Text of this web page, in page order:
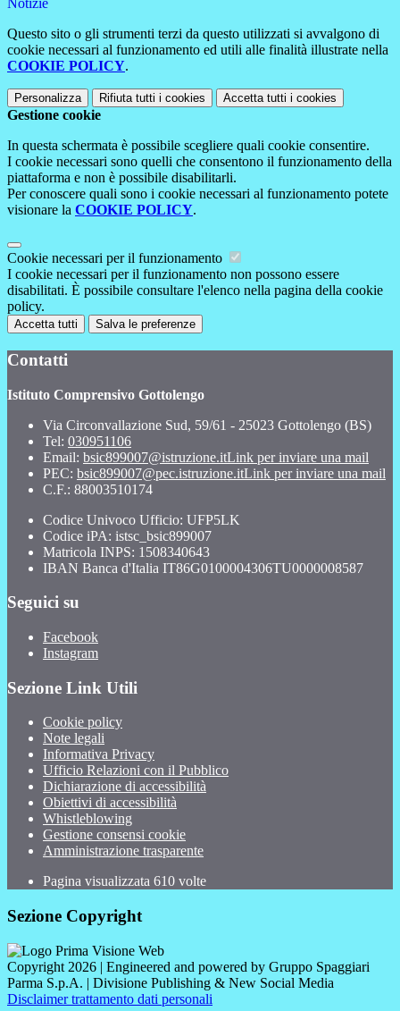
Notizie
Questo sito o gli strumenti terzi da questo utilizzati si avvalgono di
cookie necessari al funzionamento ed utili alle finalità illustrate nella
COOKIE POLICY.
Personalizza Rifiuta tutti i cookies Accetta tutti i cookies
Gestione cookie
In questa schermata è possibile scegliere quali cookie consentire.
I cookie necessari sono quelli che consentono il funzionamento della
piattaforma e non è possibile disabilitarli.
Per conoscere quali sono i cookie necessari al funzionamento potete
visionare la COOKIE POLICY.
Cookie necessari per il funzionamento
I cookie necessari per il funzionamento non possono essere
disabilitati. È possibile consultare l'elenco nella pagina della cookie
policy.
Accetta tutti Salva le preferenze
Contatti
Istituto Comprensivo Gottolengo
Via Circonvallazione Sud, 59/61 - 25023 Gottolengo (BS)
Tel: 030951106
Email: bsic899007@istruzione.itLink per inviare una mail
PEC: bsic899007@pec.istruzione.itLink per inviare una mail
C.F.: 88003510174
Codice Univoco Ufficio: UFP5LK
Codice iPA: istsc_bsic899007
Matricola INPS: 1508340643
IBAN Banca d'Italia IT86G0100004306TU0000008587
Seguici su
Facebook
Instagram
Sezione Link Utili
Cookie policy
Note legali
Informativa Privacy
Ufficio Relazioni con il Pubblico
Dichiarazione di accessibilità
Obiettivi di accessibilità
Whistleblowing
Gestione consensi cookie
Amministrazione trasparente
Pagina visualizzata 610 volte
Sezione Copyright
Copyright 2026 | Engineered and powered by Gruppo Spaggiari
Parma S.p.A. | Divisione Publishing & New Social Media
Disclaimer trattamento dati personali